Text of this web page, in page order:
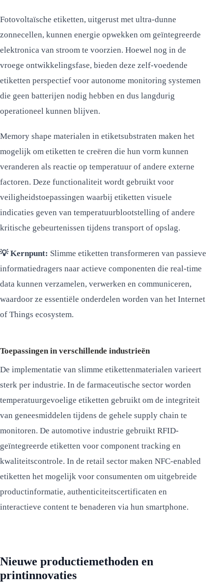
Fotovoltaïsche etiketten, uitgerust met ultra-dunne
zonnecellen, kunnen energie opwekken om geïntegreerde
elektronica van stroom te voorzien. Hoewel nog in de
vroege ontwikkelingsfase, bieden deze zelf-voedende
etiketten perspectief voor autonome monitoring systemen
die geen batterijen nodig hebben en dus langdurig
operationeel kunnen blijven.
Memory shape materialen in etiketsubstraten maken het
mogelijk om etiketten te creëren die hun vorm kunnen
veranderen als reactie op temperatuur of andere externe
factoren. Deze functionaliteit wordt gebruikt voor
veiligheidstoepassingen waarbij etiketten visuele
indicaties geven van temperatuurblootstelling of andere
kritische gebeurtenissen tijdens transport of opslag.
💡 Kernpunt: Slimme etiketten transformeren van passieve
informatiedragers naar actieve componenten die real-time
data kunnen verzamelen, verwerken en communiceren,
waardoor ze essentiële onderdelen worden van het Internet
of Things ecosystem.
Toepassingen in verschillende industrieën
De implementatie van slimme etikettenmaterialen varieert
sterk per industrie. In de farmaceutische sector worden
temperatuurgevoelige etiketten gebruikt om de integriteit
van geneesmiddelen tijdens de gehele supply chain te
monitoren. De automotive industrie gebruikt RFID-
geïntegreerde etiketten voor component tracking en
kwaliteitscontrole. In de retail sector maken NFC-enabled
etiketten het mogelijk voor consumenten om uitgebreide
productinformatie, authenticiteitscertificaten en
interactieve content te benaderen via hun smartphone.
Nieuwe productiemethoden en
printinnovaties